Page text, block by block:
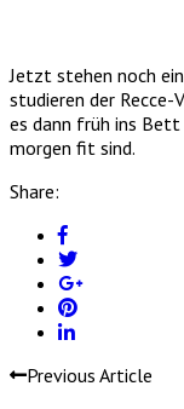
Jetzt stehen noch ein
studieren der
es dann früh ins
morgen fit sind.
Share:
Previous Article